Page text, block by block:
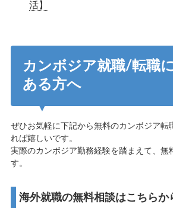
活】
カンボジア就職/転職
ある方へ
ぜひお気軽に下記から無料のカンボジア転
れば嬉しいです。
実際のカンボジア勤務経験を踏まえて、無
す。
海外就職の無料相談はこちらか